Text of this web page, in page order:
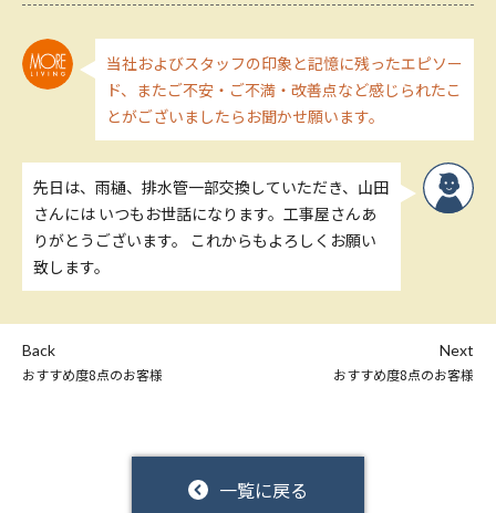
当社およびスタッフの印象と記憶に残ったエピソー
ド、またご不安・ご不満・改善点など感じられたこ
とがございましたらお聞かせ願います。
先日は、雨樋、排水管一部交換していただき、山田
さんには いつもお世話になります。工事屋さんあ
りがとうございます。 これからもよろしくお願い
致します。
Back
おすすめ度8点のお客様
一覧に戻る
Next
おすすめ度8点のお客様